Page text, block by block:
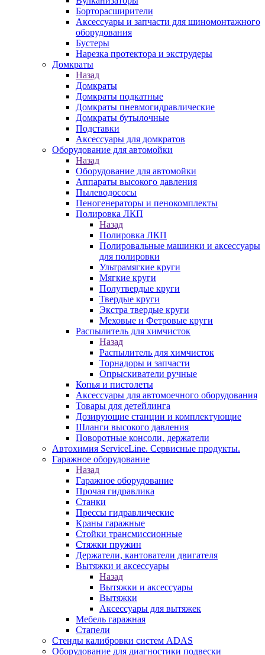
Борторасширители
Аксессуары и запчасти для шиномонтажного
оборудования
Бустеры
Нарезка протектора и экструдеры
Домкраты
Назад
Домкраты
Домкраты подкатные
Домкраты пневмогидравлические
Домкраты бутылочные
Подставки
Аксессуары для домкратов
Оборудование для автомойки
Назад
Оборудование для автомойки
Аппараты высокого давления
Пылеводососы
Пеногенераторы и пенокомплекты
Полировка ЛКП
Назад
Полировка ЛКП
Полировальные машинки и аксессуары
для полировки
Ультрамягкие круги
Мягкие круги
Полутвердые круги
Твердые круги
Экстра твердые круги
Меховые и Фетровые круги
Распылитель для химчисток
Назад
Распылитель для химчисток
Торнадоры и запчасти
Опрыскиватели ручные
Копья и пистолеты
Аксессуары для автомоечного оборудования
Товары для детейлинга
Дозирующие станции и комплектующие
Шланги высокого давления
Поворотные консоли, держатели
Автохимия ServiceLine. Сервисные продукты.
Гаражное оборудование
Назад
Гаражное оборудование
Прочая гидравлика
Станки
Прессы гидравлические
Краны гаражные
Стойки трансмиссионные
Стяжки пружин
Держатели, кантователи двигателя
Вытяжки и аксессуары
Назад
Вытяжки и аксессуары
Вытяжки
Аксессуары для вытяжек
Мебель гаражная
Стапели
Стенды калибровки систем ADAS
Оборудование для диагностики подвески